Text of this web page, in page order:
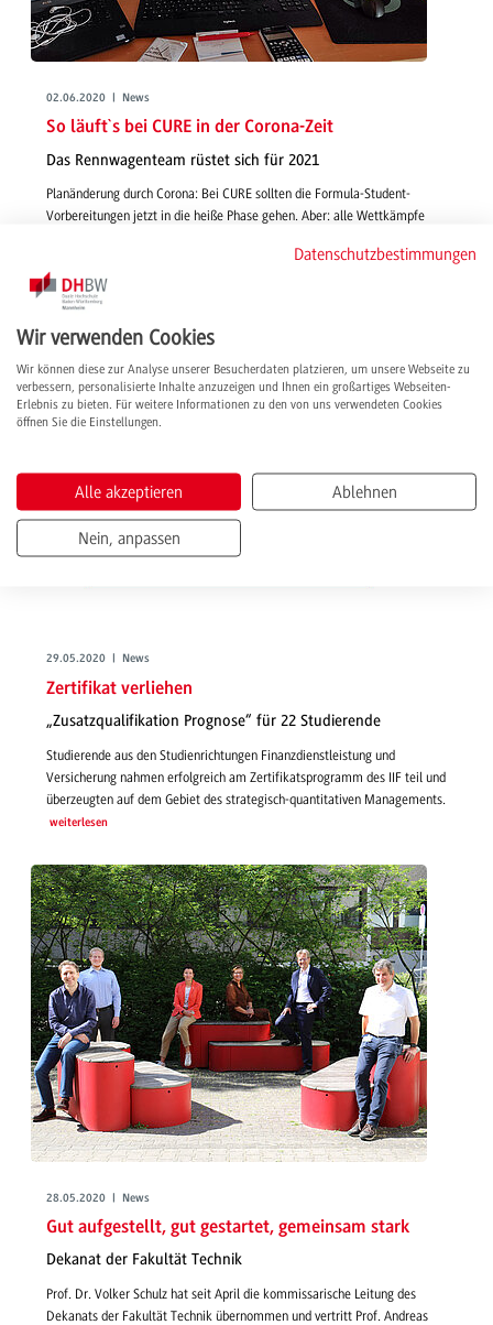
02.06.2020 | News
So läuft`s bei CURE in der Corona-Zeit
Das Rennwagenteam rüstet sich für 2021
Planänderung durch Corona: Bei CURE sollten die Formula-Student-
Vorbereitungen jetzt in die heiße Phase gehen. Aber: alle Wettkämpfe
Optimierungen und eine erfolgreiche Rennsaison 2021.
weiterlesen
29.05.2020 | News
Zertifikat verliehen
„Zusatzqualifikation Prognose“ für 22 Studierende
Studierende aus den Studienrichtungen Finanzdienstleistung und
Versicherung nahmen erfolgreich am Zertifikatsprogramm des IIF teil und
überzeugten auf dem Gebiet des strategisch-quantitativen Managements.
weiterlesen
28.05.2020 | News
Gut aufgestellt, gut gestartet, gemeinsam stark
Dekanat der Fakultät Technik
Prof. Dr. Volker Schulz hat seit April die kommissarische Leitung des
Dekanats der Fakultät Technik übernommen und vertritt Prof. Andreas
Datenschutzbestimmungen
Wir verwenden Cookies
Wir können diese zur Analyse unserer Besucherdaten platzieren, um unsere Webseite zu
verbessern, personalisierte Inhalte anzuzeigen und Ihnen ein großartiges Webseiten-
Erlebnis zu bieten. Für weitere Informationen zu den von uns verwendeten Cookies
öffnen Sie die Einstellungen.
Alle akzeptieren Ablehnen
Nein, anpassen